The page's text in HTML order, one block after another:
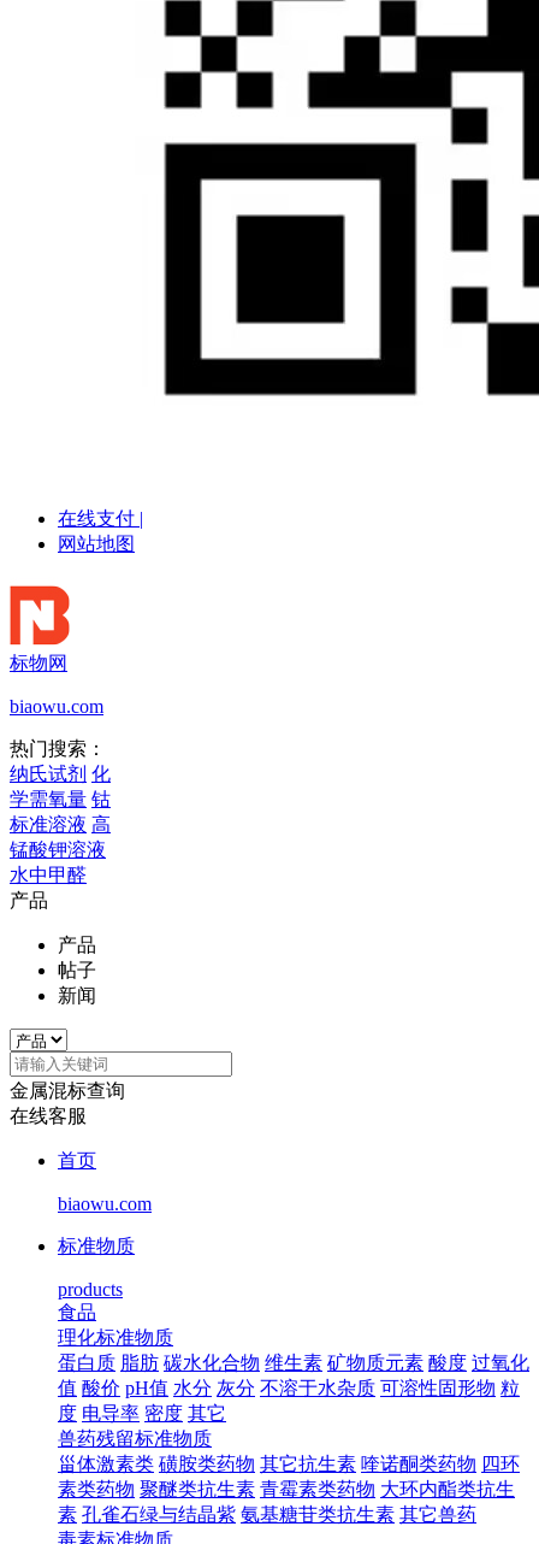
在线支付 |
网站地图
标物网
biaowu.com
热门搜索：
纳氏试剂 化
学需氧量 钴
标准溶液 高
锰酸钾溶液
水中甲醛
产品
产品
帖子
新闻
金属混标查询
在线客服
首页
biaowu.com
标准物质
products
食品
理化标准物质
蛋白质 脂肪 碳水化合物 维生素 矿物质元素 酸度 过氧化
值 酸价 pH值 水分 灰分 不溶于水杂质 可溶性固形物 粒
度 电导率 密度 其它
兽药残留标准物质
甾体激素类 磺胺类药物 其它抗生素 喹诺酮类药物 四环
素类药物 聚醚类抗生素 青霉素类药物 大环内酯类抗生
素 孔雀石绿与结晶紫 氨基糖苷类抗生素 其它兽药
毒素标准物质